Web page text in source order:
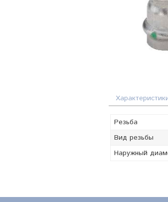
Резьба
Вид резьбы
Наружный